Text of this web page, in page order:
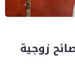
زوجية